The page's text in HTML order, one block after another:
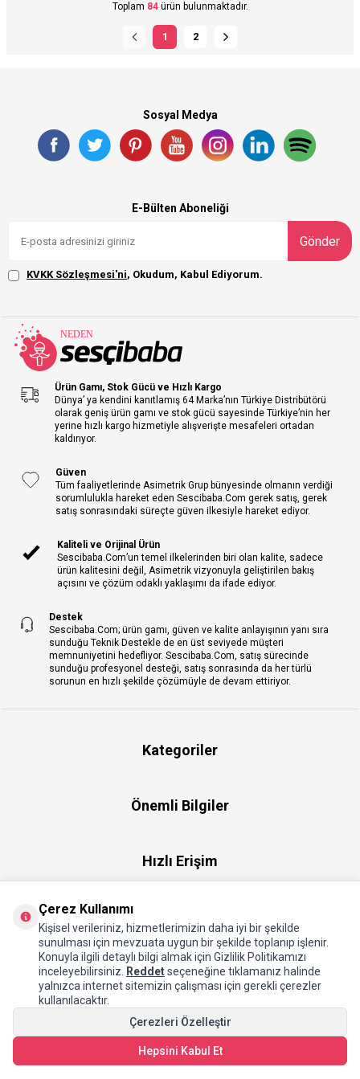
Toplam 84ürün bulunmaktadır.
1 2
Sosyal Medya
E-Bülten Aboneliği
Gönder
KVKK Sözleşmesi'ni, Okudum, Kabul Ediyorum.
Ürün Gamı, Stok Gücü ve Hızlı Kargo
Dünya’ ya kendini kanıtlamış 64 Marka’nın Türkiye Distribütörü
olarak geniş ürün gamı ve stok gücü sayesinde Türkiye’nin her
yerine hızlı kargo hizmetiyle alışverişte mesafeleri ortadan
kaldırıyor.
Güven
Tüm faaliyetlerinde Asimetrik Grup bünyesinde olmanın verdiği
sorumlulukla hareket eden Sescibaba.Com gerek satış, gerek
satış sonrasındaki süreçte güven ilkesiyle hareket ediyor.
Kaliteli ve Orijinal Ürün
Sescibaba.Com’un temel ilkelerinden biri olan kalite, sadece
ürün kalitesini değil, Asimetrik vizyonuyla geliştirilen bakış
açısını ve çözüm odaklı yaklaşımı da ifade ediyor.
Destek
Sescibaba.Com; ürün gamı, güven ve kalite anlayışının yanı sıra
sunduğu Teknik Destekle de en üst seviyede müşteri
memnuniyetini hedefliyor. Sescibaba.Com, satış sürecinde
sunduğu profesyonel desteği, satış sonrasında da her türlü
sorunun en hızlı şekilde çözümüyle de devam ettiriyor.
Kategoriler
Önemli Bilgiler
Hızlı Erişim
Hakkımızda
Çerez Kullanımı
Kişisel verileriniz, hizmetlerimizin daha iyi bir şekilde
sunulması için mevzuata uygun bir şekilde toplanıp işlenir.
Konuyla ilgili detaylı bilgi almak için Gizlilik Politikamızı
inceleyebilirsiniz.
Reddetseçeneğine tıklamanız halinde
yalnızca internet sitemizin çalışması için gerekli çerezler
kullanılacaktır.
Çerezleri Özelleştir
Hepsini Kabul Et